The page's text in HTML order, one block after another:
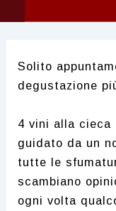
Solito
degustazione
4 vini alla cieca
guidato da un
tutte le
scambiano
ogni volta